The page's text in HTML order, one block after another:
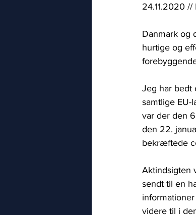
24.11.2020 //
Danmark og
hurtige og
Jeg har bedt
samtlige EU-
var der den
den 22.
bekræftede
Aktindsigten
sendt til en
videre til i